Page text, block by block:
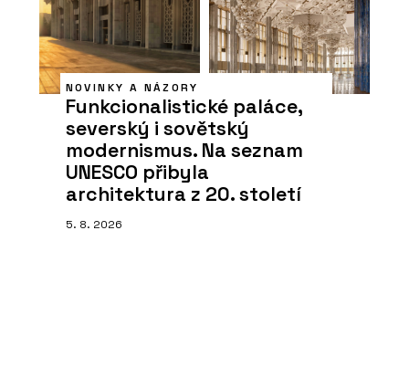
NOVINKY A NÁZORY
Funkcionalistické paláce,
severský i sovětský
modernismus. Na seznam
UNESCO přibyla
architektura z 20. století
5. 8. 2026